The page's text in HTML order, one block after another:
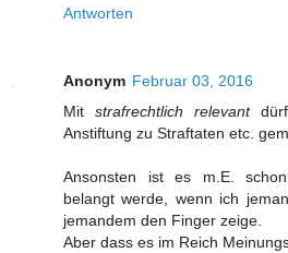
Antworten
Anonym Februar 03, 2016
Mit strafrechtlich relevant
Anstiftung zu Straftaten etc.
Ansonsten ist es m.E.
belangt werde, wenn ich
jemandem den Finger zeige.
Aber dass es im Reich